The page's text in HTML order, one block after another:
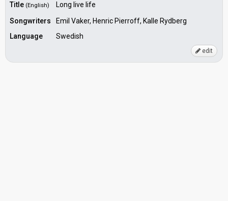
Title (English)
Long live life
Songwriters
Emil Vaker, Henric Pierroff, Kalle Rydberg
Language
Swedish
edit